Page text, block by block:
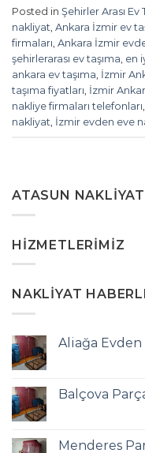
Posted in Şehirler Arası Ev
nakliyat, Ankara İzmir ev
firmaları, Ankara İzmir
şehirlerarası ev taşıma, en
ankara ev taşıma, İzmir
taşıma fiyatları, İzmir
nakliye firmaları telefonları,
nakliyat, İzmir evden eve
ATASUN NAKLIYAT
HIZMETLERIMIZ
NAKLIYAT
Aliağa
Balçova
Menderes